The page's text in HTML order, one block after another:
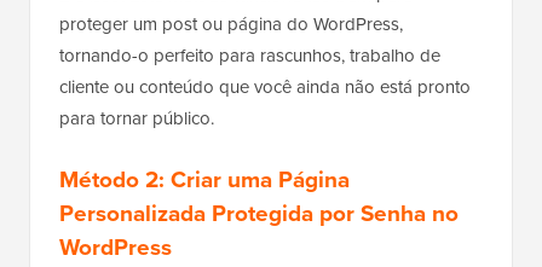
proteger um post ou página do WordPress,
tornando-o perfeito para rascunhos, trabalho de
cliente ou conteúdo que você ainda não está pronto
para tornar público.
Método 2: Criar uma Página
Personalizada Protegida por Senha no
WordPress